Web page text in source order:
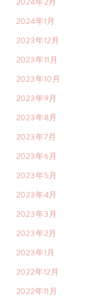
2024年1月
2023年12月
2023年11月
2023年10月
2023年9月
2023年8月
2023年7月
2023年6月
2023年5月
2023年4月
2023年3月
2023年2月
2023年1月
2022年12月
2022年11月